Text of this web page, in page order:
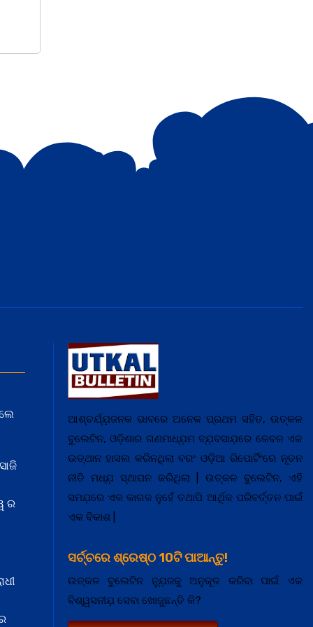
ର
ଆଶ୍ଚର୍ଯ୍ଯ଼ଜନକ ଭାବରେ ଅନେକ ପ୍ରଥମ ସହିତ, ଉତ୍କଳ
ବୁଲେଟିନ, ଓଡ଼ିଶାର ଗଣମାଧ୍ଯ଼ମ ବ୍ଯ଼ବସାଯ଼ରେ କେବଳ ଏକ
ଉତ୍ଥାନ ହାସଲ କରିନଥିଲା ବରଂ ଓଡ଼ିଆ ରିପୋର୍ଟିଂରେ ନୂତନ
ନୀତି ମଧ୍ଯ଼ ସ୍ଥାପନ କରିଥିଲା | ଉତ୍କଳ ବୁଲେଟିନ, ଏହି
ସମଯ଼ରେ ଏକ କାଗଜ ନୁହେଁ ତଥାପି ଆର୍ଥିକ ପରିବର୍ତ୍ତନ ପାଇଁ
ଏକ ବିକାଶ |
ସର୍ଚ୍ଚରେ ଶ୍ରେଷ୍ଠ 10ଟି ପାଆନ୍ତୁ!
ଉତ୍କଳ ବୁଲେଟିନ ନ୍ଯ଼ୁଜକୁ ଅନୁକୂଳ କରିବା ପାଇଁ ଏକ
ବିଶ୍ୱସନୀଯ଼ ସେବା ଖୋଜୁଛନ୍ତି କି?